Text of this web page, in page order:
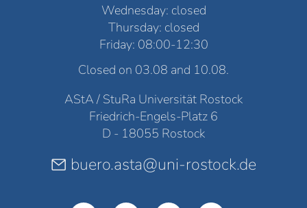
Wednesday: closed
Thursday: closed
Friday: 08:00-12:30
Closed on 03.08 and 10.08.
AStA / StuRa Universität Rostock
Friedrich-Engels-Platz 6
D - 18055 Rostock
buero.asta@uni-rostock.de